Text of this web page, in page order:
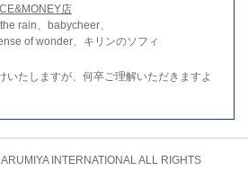
店
rain、babycheer、
of wonder、キリンのソフィ
いたしますが、何卒ご理解いただきますよ